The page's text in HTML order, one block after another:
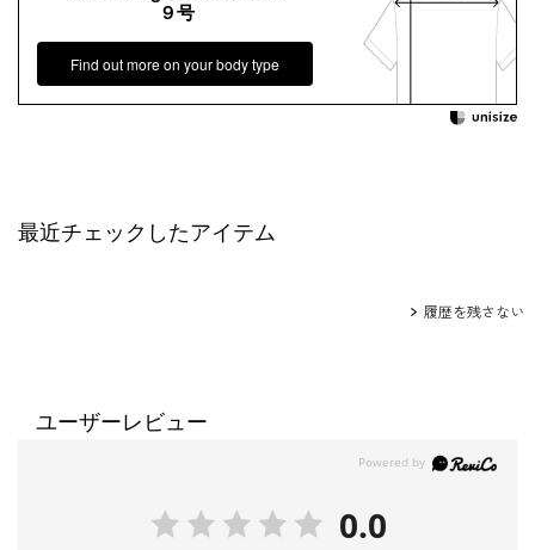
９号
Find out more on your body type
最近チェックしたアイテム
履歴を残さない
ユーザーレビュー
0.0